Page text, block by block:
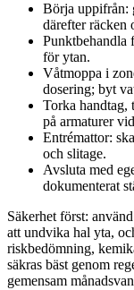
Börja uppifrån:
därefter räcken
Punktbehandla
för ytan.
Våtmoppa i
dosering; byt
Torka handtag,
på armaturer
Entrémattor:
och slitage.
Avsluta med
dokumenterat
Säkerhet först:
att undvika hal yta,
riskbedömning,
säkras bäst genom
gemensam